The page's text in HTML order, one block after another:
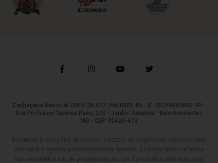
Cachaçaria Nacional CNPJ: 35.522.756/0001-85 - IE: 00359894600-90 -
Rua Professor Tavares Paes, 275 - Jardim America - Belo Horizonte /
MG - CEP: 30421-473